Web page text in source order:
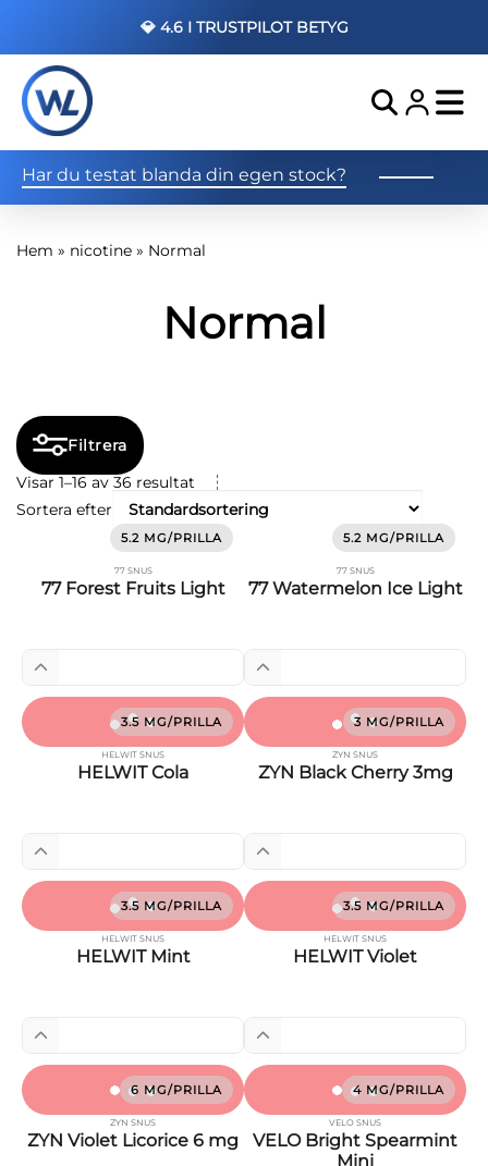
💎 4.6 I TRUSTPILOT BETYG
Har du testat blanda din egen stock?
Hem » nicotine » Normal
Normal
Filtrera
Visar 1–16 av 36 resultat
Sortera efter
5.2 MG/PRILLA
77 SNUS
77 Forest Fruits Light
5.2 MG/PRILLA
77 SNUS
77 Watermelon Ice Light
3.5 MG/PRILLA
HELWIT SNUS
HELWIT Cola
3 MG/PRILLA
ZYN SNUS
ZYN Black Cherry 3mg
3.5 MG/PRILLA
HELWIT SNUS
HELWIT Mint
3.5 MG/PRILLA
HELWIT SNUS
HELWIT Violet
6 MG/PRILLA
ZYN SNUS
ZYN Violet Licorice 6 mg
4 MG/PRILLA
VELO SNUS
VELO Bright Spearmint
Mini